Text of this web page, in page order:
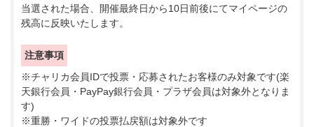
当選された場合、開催最終日から10日前後にてマイページの
残高に反映いたします。
注意事項
※チャリカ会員IDで投票・応募されたお客様のみ対象です(楽
天銀行会員・PayPay銀行会員・プラザ会員は対象外となりま
す)
※重勝・ワイドの投票払戻額は対象外です